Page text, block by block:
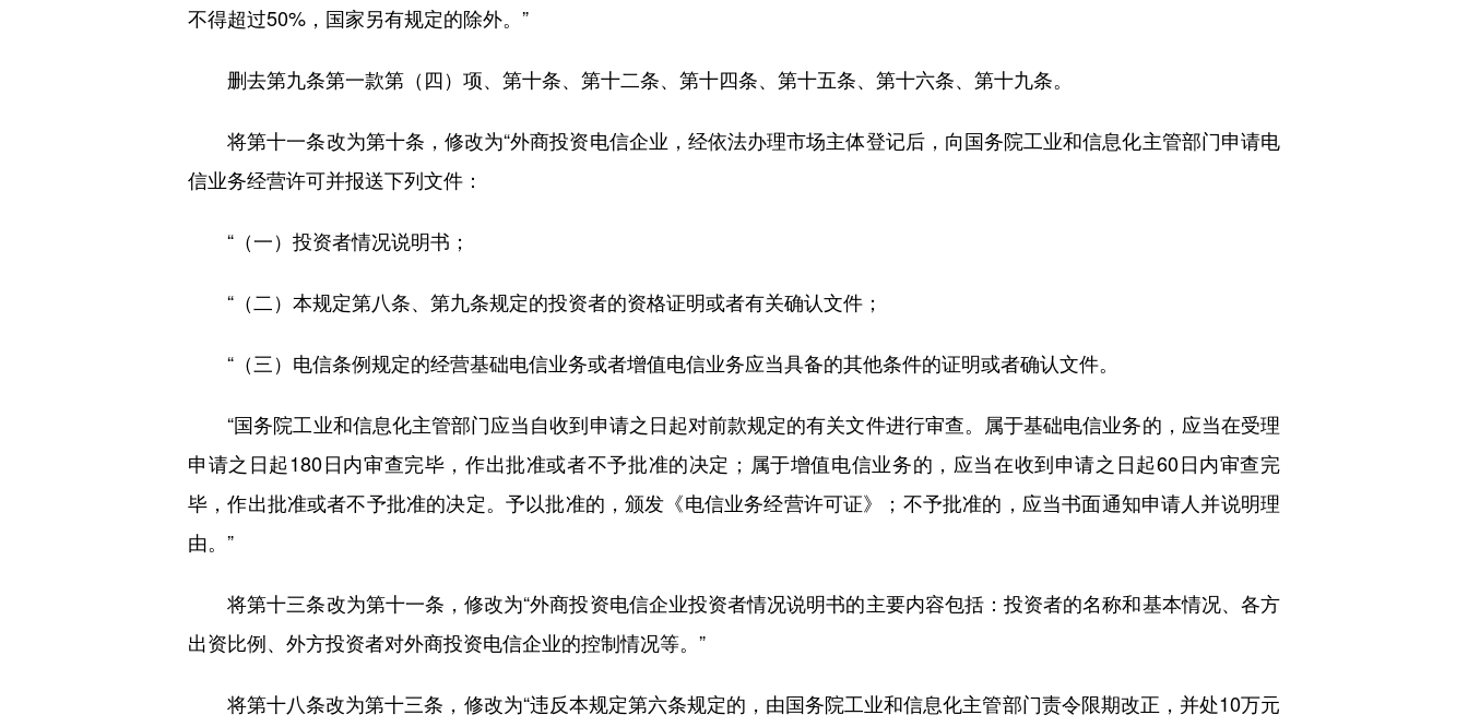
不得超过50%，国家另有规定的除外。”
删去第九条第一款第（四）项、第十条、第十二条、第十四条、第十五条、第十六条、第十九条。
将第十一条改为第十条，修改为“外商投资电信企业，经依法办理市场主体登记后，向国务院工业和信息化主管部门申请电
信业务经营许可并报送下列文件：
“（一）投资者情况说明书；
“（二）本规定第八条、第九条规定的投资者的资格证明或者有关确认文件；
“（三）电信条例规定的经营基础电信业务或者增值电信业务应当具备的其他条件的证明或者确认文件。
“国务院工业和信息化主管部门应当自收到申请之日起对前款规定的有关文件进行审查。属于基础电信业务的，应当在受理
申请之日起180日内审查完毕，作出批准或者不予批准的决定；属于增值电信业务的，应当在收到申请之日起60日内审查完
毕，作出批准或者不予批准的决定。予以批准的，颁发《电信业务经营许可证》；不予批准的，应当书面通知申请人并说明理
由。”
将第十三条改为第十一条，修改为“外商投资电信企业投资者情况说明书的主要内容包括：投资者的名称和基本情况、各方
出资比例、外方投资者对外商投资电信企业的控制情况等。”
将第十八条改为第十三条，修改为“违反本规定第六条规定的，由国务院工业和信息化主管部门责令限期改正，并处10万元